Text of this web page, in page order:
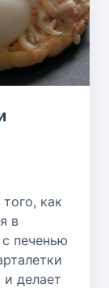
как
в
печенью
и делает